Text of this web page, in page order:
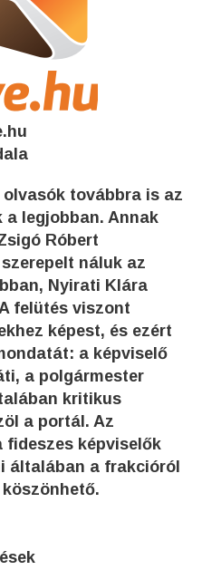
továbbra is az
legjobban. Annak
Róbert
náluk az
Nyirati Klára
felütés viszont
képest, és ezért
a képviselő
a polgármester
kritikus
a portál. Az
fideszes képviselők
általában a frakcióról